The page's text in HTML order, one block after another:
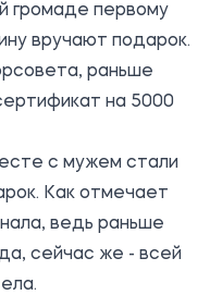
громаде первому
вручают подарок.
раньше
на 5000
с мужем стали
Как отмечает
ведь раньше
сейчас же - всей